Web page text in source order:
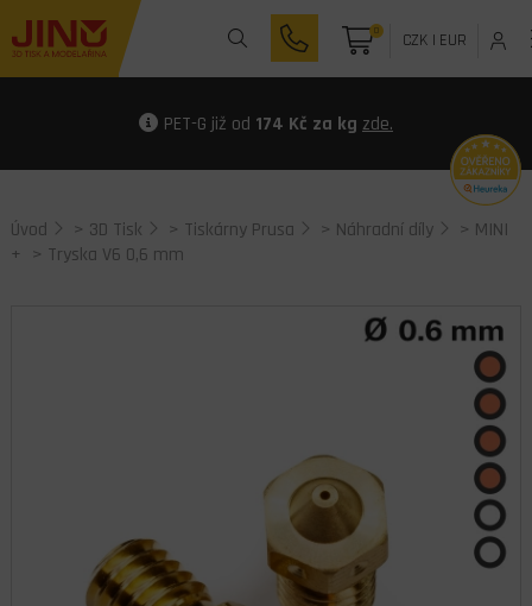
0 CZK| EUR
PET-G již od 174 Kč za kg zde.
Úvod > 3D Tisk > Tiskárny Prusa > Náhradní díly > MINI
+
> Tryska V6 0,6 mm